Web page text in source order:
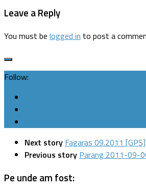
Leave a Reply
You must be logged in to post a
Follow:
Next story Fagaras 09.2011 [GPS]
Previous story Parang 2011-09-
Pe unde am fost: